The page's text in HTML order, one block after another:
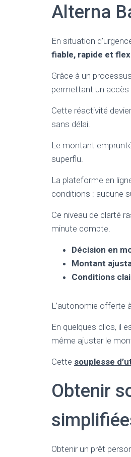
Alterna
En situation
fiable, rapide et
Grâce à un
permettant un
Cette réactivité
sans délai.
Le montant
superflu.
La plateforme en
conditions : aucune
Ce niveau de clarté
minute compte.
Décision en
Montant
Conditions
L’autonomie offerte
En quelques clics, il
même ajuster le
Cette souplesse
Obtenir
Obtenir un prêt